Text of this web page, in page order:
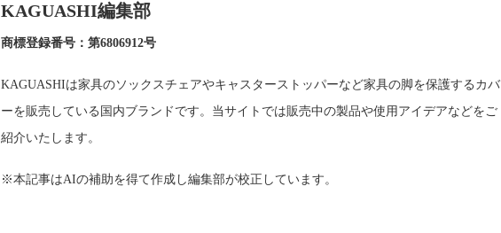
KAGUASHI編集部
商標登録番号：第6806912号
KAGUASHIは家具のソックスチェアやキャスターストッパーなど家具の脚を保護するカバ
ーを販売している国内ブランドです。当サイトでは販売中の製品や使用アイデアなどをご
紹介いたします。
※本記事はAIの補助を得て作成し編集部が校正しています。